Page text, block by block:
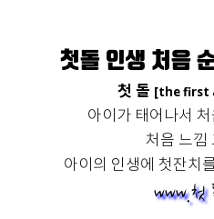
첫돌 인생 처음
첫 돌 [the first
아이가 태어나서
처음 느낌
아이의 인생에 첫잔치
www.첫